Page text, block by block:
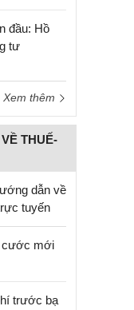
đầu: Hồ
tư
Xem thêm
THUẾ-
dẫn về
tuyến
cước mới
trước bạ